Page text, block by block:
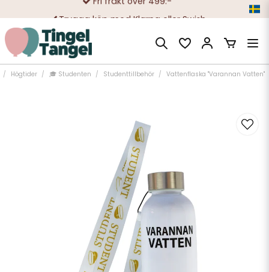
10 000-tals nöjda kunder
Högtider 🎓 Studenten Studenttillbehör Vattenflaska "Varannan Vatten"